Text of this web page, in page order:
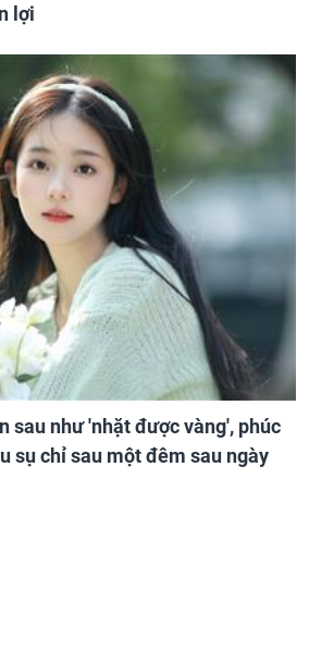
lợi
sau như 'nhặt được vàng', phúc
sụ chỉ sau một đêm sau ngày